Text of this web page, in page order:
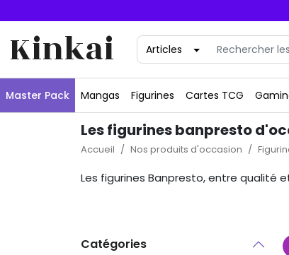
Kinkai
Master Pack Mangas Figurines Cartes TCG
Les figurines banpresto
Accueil Nos produits d'occasion
Les figurines Banpresto, entre qualité
Catégories